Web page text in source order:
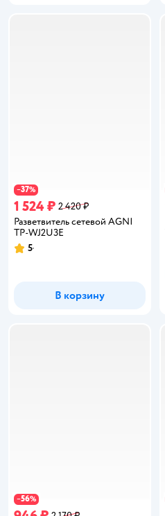
−37%
1 524 ₽ 2 420 ₽
Разветвитель сетевой AGNI
TP-WJ2U3E
Рейтинг:
5
В корзину
−56%